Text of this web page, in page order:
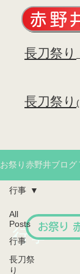
赤野
​長刀祭り
​長刀祭り
お祭り赤野井ブログ
All
Posts
行事
長刀祭
り
行事
行事
お祭り